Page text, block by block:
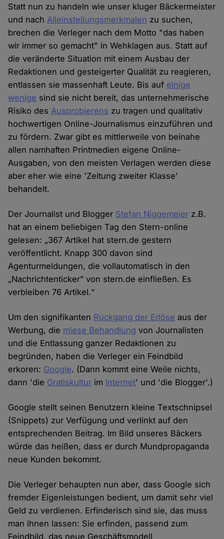
Statt nun zu handeln wie unser kluger Bäckermeister
und nachAlleinstellungsmerkmalen zu suchen,
brechen die Verleger nach dem Motto "das haben
wir immer so gemacht" in Wehklagen aus. Statt auf
die veränderte Situation mit einem Ausbau der
Redaktionen und gesteigerter Qualität zu reagieren,
entlassen sie massenhaft Leute. Bis auf einige
wenige sind sie nicht bereit, das unternehmerische
Risiko desAusprobierens zu tragen und qualitativ
hochwertigen Online-Journalismus einzuführen und
zu fördern. Zwar gibt es mittlerweile von beinahe
allen namhaften Printmedien eigene Online-
Ausgaben, von den meisten Verlagen werden diese
aber eher wie eine 'Zeitung zweiter Klasse'
behandelt.
Der Journalist und Blogger Stefan Niggemeier z.B.
hat an einem beliebigen Tag den Stern-online
gelesen: „367 Artikel hat stern.de gestern
veröffentlicht. Knapp 300 davon sind
Agenturmeldungen, die vollautomatisch in den
„Nachrichtenticker” von stern.de einfließen. Es
verbleiben 76 Artikel.“
Um den signifikanten Rückgang der Erlöse aus der
Werbung, die miese Behandlung von Journalisten
und die Entlassung ganzer Redaktionen zu
begründen, haben die Verleger ein Feindbild
erkoren: Google. (Dann kommt eine Weile nichts,
dann 'die Gratiskultur im Internet' und 'die Blogger'.)
Google stellt seinen Benutzern kleine Textschnipsel
(Snippets) zur Verfügung und verlinkt auf den
entsprechenden Beitrag. Im Bild unseres Bäckers
würde das heißen, dass er durch Mundpropaganda
neue Kunden bekommt.
Die Verleger behaupten nun aber, dass Google sich
fremder Eigenleistungen bedient, um damit sehr viel
Geld zu verdienen. Erfinderisch sind sie, das muss
man ihnen lassen: Sie erfinden, passend zum
Feindbild, das neue Geschäftsmodell